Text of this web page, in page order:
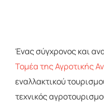
Ένας σύγχρονος και
Τομέα της Αγροτικής
εναλλακτικού
τεχνικός